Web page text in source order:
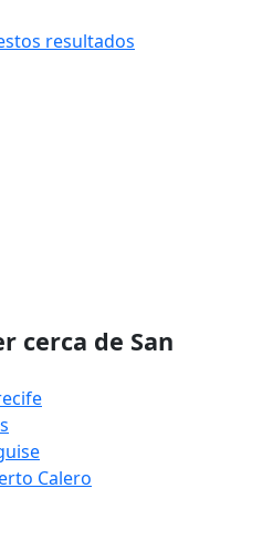
resultados
cerca de San
Calero